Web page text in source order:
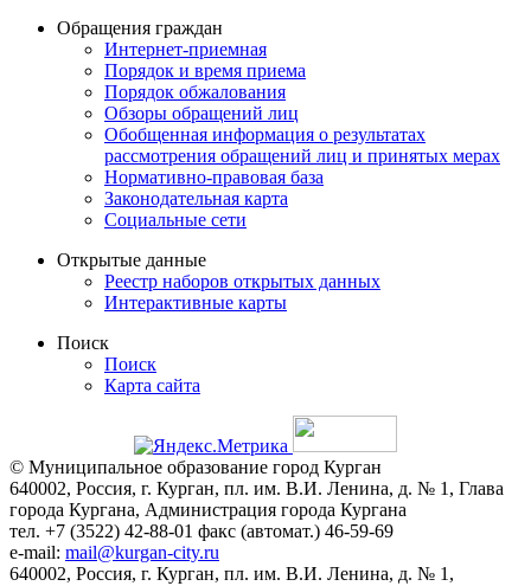
Обращения граждан
Интернет-приемная
Порядок и время приема
Порядок обжалования
Обзоры обращений лиц
Обобщенная информация о результатах
рассмотрения обращений лиц и принятых мерах
Нормативно-правовая база
Законодательная карта
Социальные сети
Открытые данные
Реестр наборов открытых данных
Интерактивные карты
Поиск
Поиск
Карта сайта
© Муниципальное образование город Курган
640002, Россия, г. Курган, пл. им. В.И. Ленина, д. № 1, Глава
города Кургана, Администрация города Кургана
тел. +7 (3522) 42-88-01 факс (автомат.) 46-59-69
e-mail: mail@kurgan-city.ru
640002, Россия, г. Курган, пл. им. В.И. Ленина, д. № 1,